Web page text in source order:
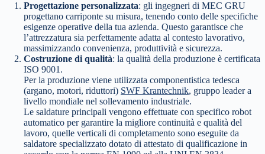
Progettazione personalizzata: gli ingegneri di MEC GRU
progettano carriponte su misura, tenendo conto delle specifiche
esigenze operative della tua azienda. Questo garantisce che
l’attrezzatura sia perfettamente adatta al contesto lavorativo,
massimizzando convenienza, produttività e sicurezza.
Costruzione di qualità: la qualità della produzione è certificata
ISO 9001.
Per la produzione viene utilizzata componentistica tedesca
(argano, motori, riduttori) SWF Krantechnik, gruppo leader a
livello mondiale nel sollevamento industriale.
Le saldature principali vengono effettuate con specifico robot
automatico per garantire la migliore continuità e qualità del
lavoro, quelle verticali di completamento sono eseguite da
saldatore specializzato dotato di attestato di qualificazione in